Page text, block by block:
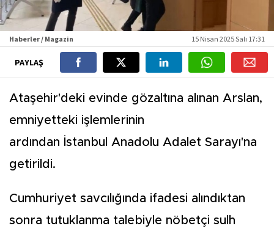
Haberler / Magazin 15 Nisan 2025 Salı 17:31
PAYLAŞ
Ataşehir'deki evinde gözaltına alınan Arslan,
emniyetteki işlemlerinin
ardından İstanbul Anadolu Adalet Sarayı'na
getirildi.
Cumhuriyet savcılığında ifadesi alındıktan
sonra tutuklanma talebiyle nöbetçi sulh